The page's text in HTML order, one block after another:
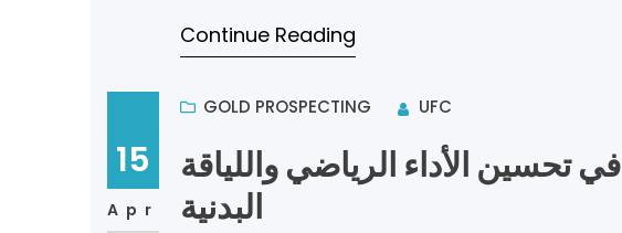
Continue Reading
15
Apr
GOLD PROSPECTING UFC
فوائد جهاز ميغا جي 3 في تحسين الأداء الرياضي واللياقة
البدنية